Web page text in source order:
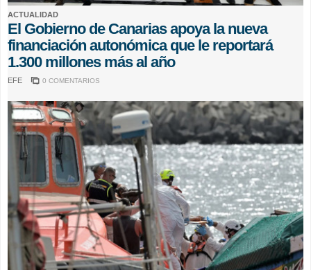
ACTUALIDAD
El Gobierno de Canarias apoya la nueva
financiación autonómica que le reportará
1.300 millones más al año
EFE 0 COMENTARIOS